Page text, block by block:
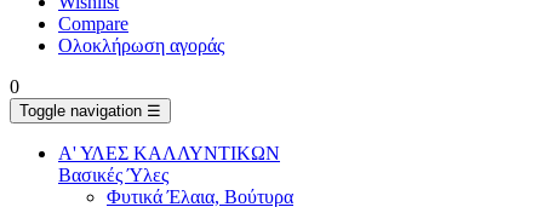
Compare
Ολοκλήρωση αγοράς
0
Toggle navigation ☰
Α' ΥΛΕΣ ΚΑΛΛΥΝΤΙΚΩΝ
Βασικές Ύλες
Φυτικά Έλαια, Βούτυρα